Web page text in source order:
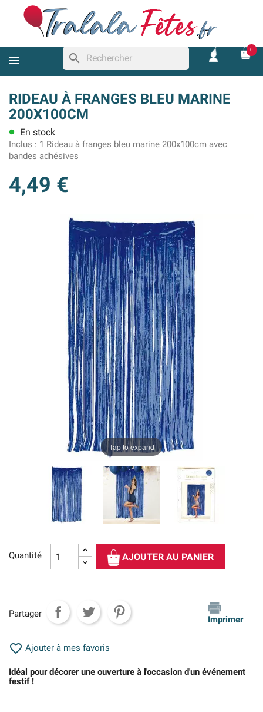
search
0
RIDEAU À FRANGES BLEU MARINE
200X100CM
lens En stock
Inclus : 1 Rideau à franges bleu marine 200x100cm avec
bandes adhésives
4,49 €
Tap to expand
Quantité AJOUTER AU PANIER
Partager
Imprimer
 Ajouter à mes favoris
Idéal pour décorer une ouverture à l'occasion d'un événement
festif !